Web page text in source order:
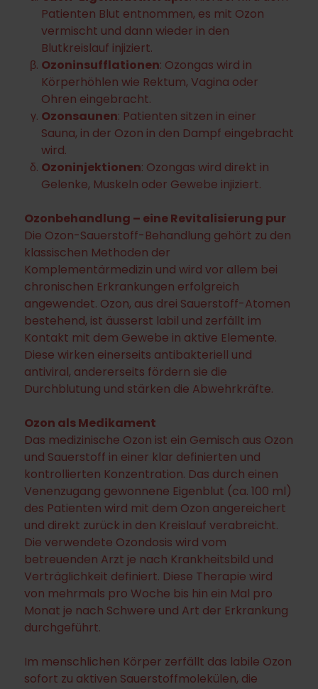
Patienten Blut entnommen, es mit Ozon
vermischt und dann wieder in den
Blutkreislauf injiziert.
Ozoninsufflationen: Ozongas wird in
Körperhöhlen wie Rektum, Vagina oder
Ohren eingebracht.
Ozonsaunen: Patienten sitzen in einer
Sauna, in der Ozon in den Dampf eingebracht
wird.
Ozoninjektionen: Ozongas wird direkt in
Gelenke, Muskeln oder Gewebe injiziert.
Ozonbehandlung – eine Revitalisierung pur
Die Ozon-Sauerstoff-Behandlung gehört zu den
klassischen Methoden der
Komplementärmedizin und wird vor allem bei
chronischen Erkrankungen erfolgreich
angewendet. Ozon, aus drei Sauerstoff-Atomen
bestehend, ist äusserst labil und zerfällt im
Kontakt mit dem Gewebe in aktive Elemente.
Diese wirken einerseits antibakteriell und
antiviral, andererseits fördern sie die
Durchblutung und stärken die Abwehrkräfte.
Ozon als Medikament
Das medizinische Ozon ist ein Gemisch aus Ozon
und Sauerstoff in einer klar definierten und
kontrollierten Konzentration. Das durch einen
Venenzugang gewonnene Eigenblut (ca. 100 ml)
des Patienten wird mit dem Ozon angereichert
und direkt zurück in den Kreislauf verabreicht.
Die verwendete Ozondosis wird vom
betreuenden Arzt je nach Krankheitsbild und
Verträglichkeit definiert. Diese Therapie wird
von mehrmals pro Woche bis hin ein Mal pro
Monat je nach Schwere und Art der Erkrankung
durchgeführt.
Im menschlichen Körper zerfällt das labile Ozon
sofort zu aktiven Sauerstoffmolekülen, die